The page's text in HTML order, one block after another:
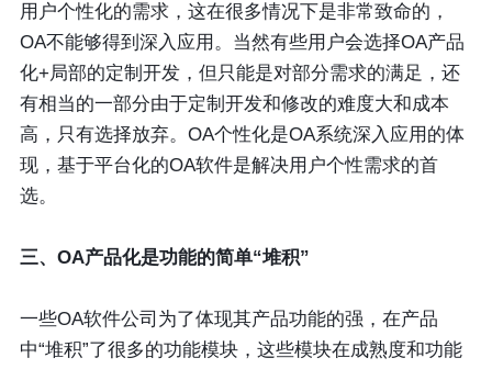
用户个性化的需求，这在很多情况下是非常致命的，
OA不能够得到深入应用。当然有些用户会选择OA产品
化+局部的定制开发，但只能是对部分需求的满足，还
有相当的一部分由于定制开发和修改的难度大和成本
高，只有选择放弃。OA个性化是OA系统深入应用的体
现，基于平台化的OA软件是解决用户个性需求的首
选。
三、OA产品化是功能的简单“堆积”
一些OA软件公司为了体现其产品功能的强，在产品
中“堆积”了很多的功能模块，这些模块在成熟度和功能